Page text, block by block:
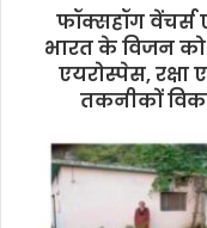
फॉक्सहॉग
भारत के विजन
एयरोस्पेस, रक्षा
तकनीकों